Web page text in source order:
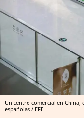
Un centro comercial en
españolas / EFE